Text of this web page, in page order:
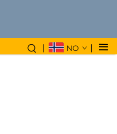
NO